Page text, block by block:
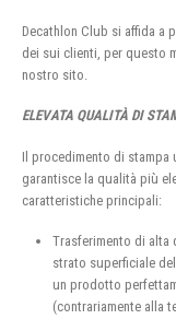
Decathlon Club si affida a
dei sui clienti, per questo
nostro sito.
ELEVATA QUALITÀ DI
Il procedimento di
garantisce la qualità più
caratteristiche principali:
Trasferimento di alta
strato superficiale
un prodotto
(contrariamente alla